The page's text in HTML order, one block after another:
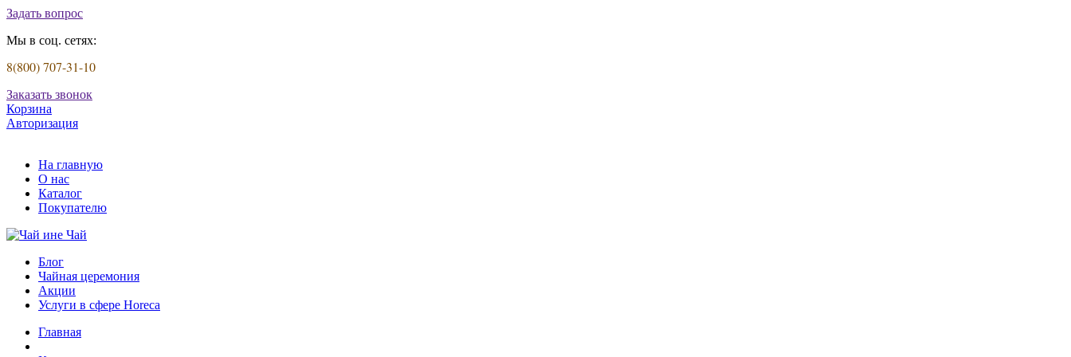
Задать вопрос
Мы в соц. сетях:
8(800) 707-31-10
Заказать звонок
Корзина
Авторизация
На главную
О нас
Каталог
Покупателю
Блог
Чайная церемония
Акции
Услуги в сфере Horeca
Главная